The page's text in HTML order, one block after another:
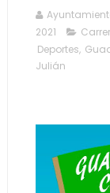
2021
Deportes,
Julián